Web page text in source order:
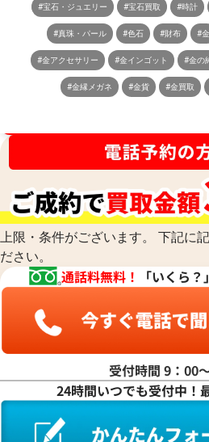
#宝石・ジュエリー #宝石買取 #時計
#真珠・パール #色石 #財布 #金
#金アクセサリー #金インゴット #金の
#金縁メガネ #金貨 #金買取
上限・条件がございます。 下記に
ださい。
通話料無料！ 「いくら
受付時間 9：00
24時間いつでも受付中！